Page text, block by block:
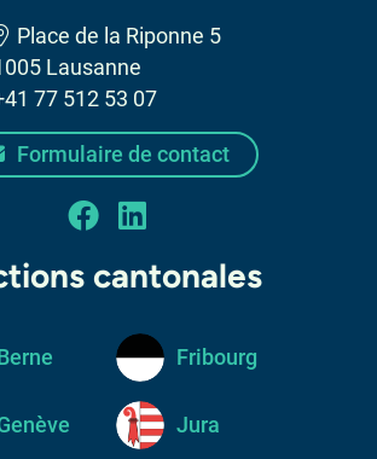
Place de la Riponne 5
Lausanne
77 512 53 07
Formulaire de contact
facebook
linkedin
cantonales
Fribourg
Jura